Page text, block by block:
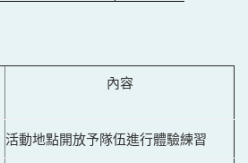
內容
活動地點開放予隊伍進行體驗練習